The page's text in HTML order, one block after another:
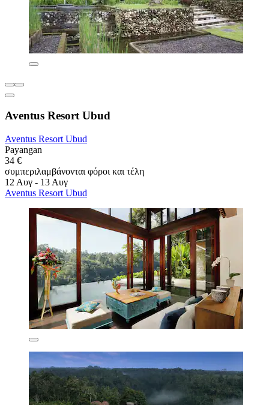
Aventus Resort Ubud
Aventus Resort Ubud
Payangan
34 €
συμπεριλαμβάνονται φόροι και τέλη
12 Αυγ - 13 Αυγ
Aventus Resort Ubud